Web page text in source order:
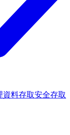
資料存取安全存取